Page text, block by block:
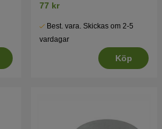
77 kr
Best. vara. Skickas om 2-5
vardagar
Köp